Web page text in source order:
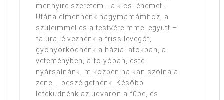
mennyire szeretem… a kicsi énemet…
Utána elmennénk nagymamámhoz, a
szüleimmel és a testvéreimmel együtt –
falura, élveznénk a friss levegőt,
gyönyörködnénk a háziállatokban, a
veteményben, a folyóban, este
nyársalnánk, miközben halkan szólna a
zene … beszélgetnénk. Később
lefeküdnénk az udvaron a fűbe, és